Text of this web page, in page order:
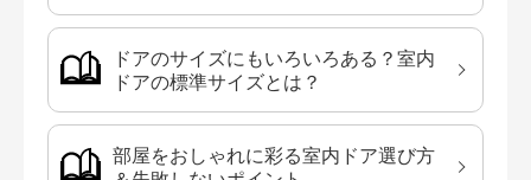
ドアのサイズにもいろいろある？室内
ドアの標準サイズとは？
部屋をおしゃれに彩る室内ドア選び方